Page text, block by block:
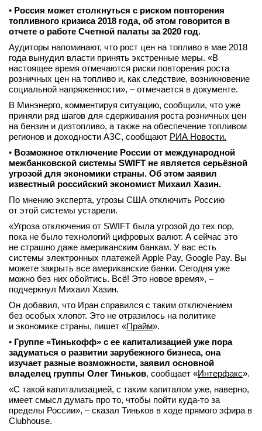
• Россия может столкнуться с риском повторения
топливного кризиса 2018 года, об этом говорится в
отчете о работе Счетной палаты за 2020 год.
Аудиторы напоминают, что рост цен на топливо в мае 2018
года вынудил власти принять экстренные меры. «В
настоящее время отмечаются риски повторения роста
розничных цен на топливо и, как следствие, возникновение
социальной напряженности», – отмечается в документе.
В Минэнерго, комментируя ситуацию, сообщили, что уже
приняли ряд шагов для сдерживания роста розничных цен
на бензин и дизтопливо, а также на обеспечение топливом
регионов и доходности АЗС, сообщают РИА Новости.
• Возможное отключение России от международной
межбанковской системы SWIFT не является серьёзной
угрозой для экономики страны. Об этом заявил
известный российский экономист Михаил Хазин.
По мнению эксперта, угрозы США отключить Россию
от этой системы устарели.
«Угроза отключения от SWIFT была угрозой до тех пор,
пока не было технологий цифровых валют. А сейчас это
не страшно даже американским банкам. У вас есть
системы электронных платежей Apple Pay, Google Pay. Вы
можете закрыть все американские банки. Сегодня уже
можно без них обойтись. Всё! Это новое время», –
подчеркнул Михаил Хазин.
Он добавил, что Иран справился с таким отключением
без особых хлопот. Это не отразилось на политике
и экономике страны, пишет «Прайм».
• Группе «Тинькофф» с ее капитализацией уже пора
задуматься о развитии зарубежного бизнеса, она
изучает разные возможности, заявил основной
владелец группы Олег Тиньков, сообщает «Интерфакс».
«С такой капитализацией, с таким капиталом уже, наверно,
имеет смысл думать про то, чтобы пойти куда-то за
пределы России», – сказал Тиньков в ходе прямого эфира в
Clubhouse.